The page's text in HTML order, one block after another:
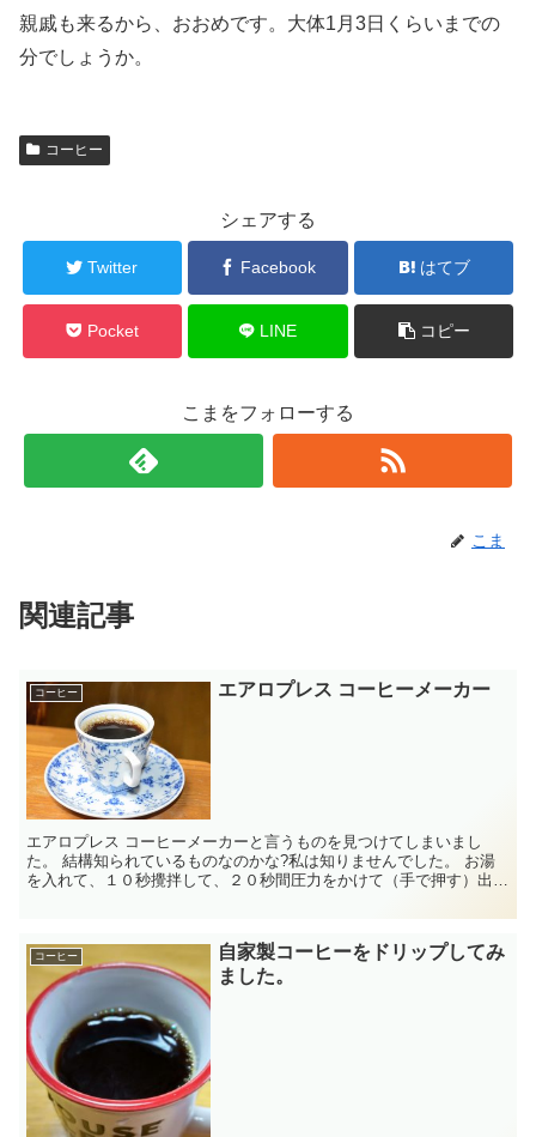
親戚も来るから、おおめです。大体1月3日くらいまでの
分でしょうか。
コーヒー
シェアする
Twitter Facebook はてブ
Pocket LINE コピー
こまをフォローする
こま
関連記事
コーヒー エアロプレス コーヒーメーカー
エアロプレス コーヒーメーカーと言うものを見つけてしまいまし
た。 結構知られているものなのかな?私は知りませんでした。 お湯
を入れて、１０秒攪拌して、２０秒間圧力をかけて（手で押す）出来
コーヒー
自家製コーヒーをドリップしてみ
ました。